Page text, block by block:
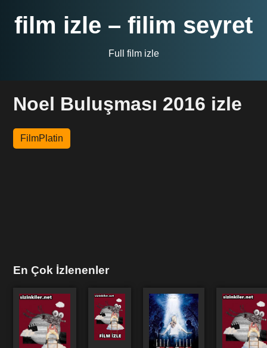
film izle – filim seyret
Full film izle
Noel Buluşması 2016 izle
FilmPlatin
En Çok İzlenenler